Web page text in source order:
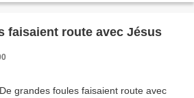
faisaient route avec Jésus